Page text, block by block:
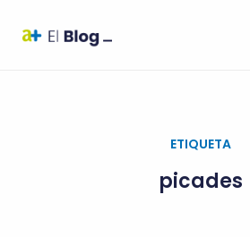
ETIQUETA
picades